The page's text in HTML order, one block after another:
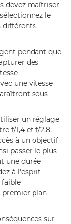
devez maîtriser
le
différents
pendant que
des
une vitesse
sous
un réglage
f/1,4 et f/2,8,
à un objectif
passer le plus
une durée
à l'esprit
faible
premier plan
sur